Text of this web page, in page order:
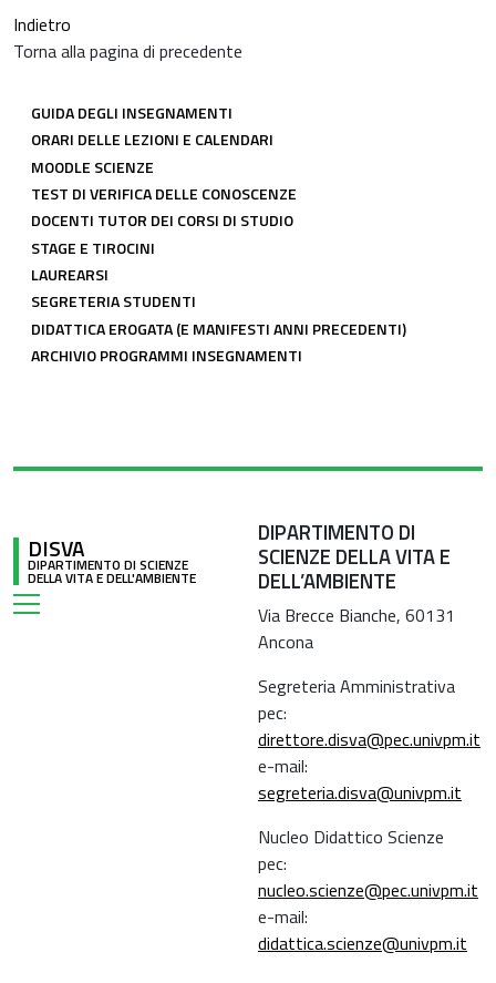
Indietro
Torna alla pagina di precedente
LINK COMUNI CDL
GUIDA DEGLI INSEGNAMENTI
ORARI DELLE LEZIONI E CALENDARI
MOODLE SCIENZE
TEST DI VERIFICA DELLE CONOSCENZE
DOCENTI TUTOR DEI CORSI DI STUDIO
STAGE E TIROCINI
LAUREARSI
SEGRETERIA STUDENTI
DIDATTICA EROGATA (E MANIFESTI ANNI PRECEDENTI)
ARCHIVIO PROGRAMMI INSEGNAMENTI
DISVA
DIPARTIMENTO DI SCIENZE
DELLA VITA E DELL'AMBIENTE
DIPARTIMENTO DI
SCIENZE DELLA VITA E
DELL’AMBIENTE
Via Brecce Bianche, 60131
Ancona
Segreteria Amministrativa
pec:
direttore.disva@pec.univpm.it
e-mail:
segreteria.disva@univpm.it
Nucleo Didattico Scienze
pec:
nucleo.scienze@pec.univpm.it
e-mail:
didattica.scienze@univpm.it